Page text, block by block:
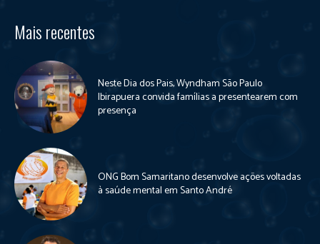
Mais recentes
Neste Dia dos Pais, Wyndham São Paulo
Ibirapuera convida famílias a presentearem com
presença
ONG Bom Samaritano desenvolve ações voltadas
à saúde mental em Santo André